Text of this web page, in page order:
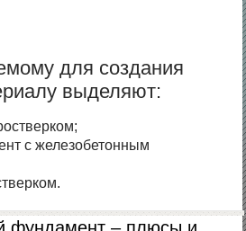
для создания
выделяют:
с железобетонным